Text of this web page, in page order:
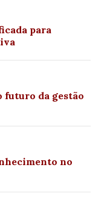
para
futuro da gestão
no